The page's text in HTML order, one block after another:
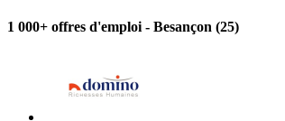
1 000+ offres d'emploi - Besançon (25)